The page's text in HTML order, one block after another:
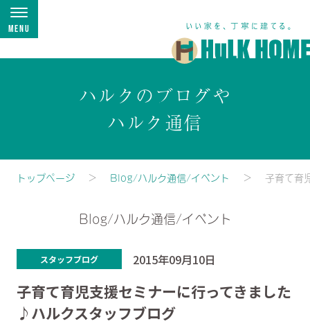
Menu
ハルクのブログや
ハルク通信
トップページ Blog/ハルク通信/イベント 子育て育
Blog/ハルク通信/イベント
スタッフブログ 2015年09月10日
子育て育児支援セミナーに行ってきました
♪ハルクスタッフブログ